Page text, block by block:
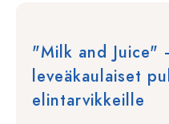
"Milk and Juice"
leveäkaulaiset
elintarvikkeille